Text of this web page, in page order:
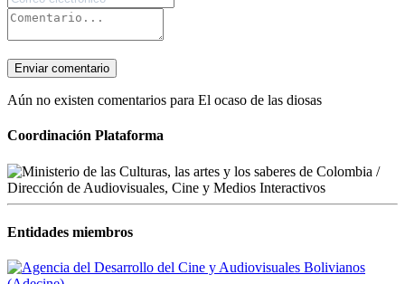
Enviar comentario
Aún no existen comentarios para El ocaso de las diosas
Coordinación Plataforma
Entidades miembros